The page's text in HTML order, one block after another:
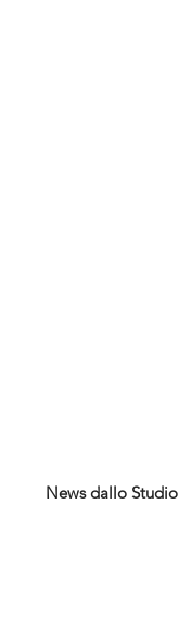
News dallo Studio